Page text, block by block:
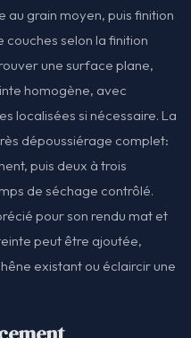
grain moyen, puis finition
selon la finition
une surface plane,
homogène, avec
localisées si nécessaire. La
dépoussiérage complet:
puis deux à trois
de séchage contrôlé.
pour son rendu mat et
peut être ajoutée,
existant ou éclaircir une